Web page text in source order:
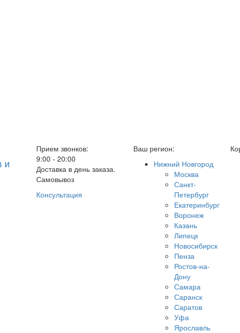
и
Прием звонков:
9:00 - 20:00
Доставка в день заказа.
Самовывоз
Консультация
Ваш регион:
Нижний Новгород
Москва
Санкт-
Петербург
Екатеринбург
Воронеж
Казань
Липецк
Новосибирск
Пенза
Ростов-на-
Дону
Самара
Саранск
Саратов
Уфа
Ярославль